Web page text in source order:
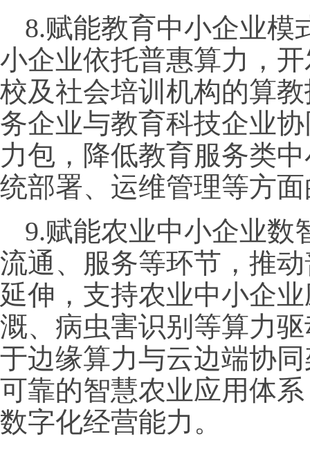
8.赋能教育中小企业模
小企业依托普惠算力，
校及社会培训机构的算
务企业与教育科技企业
力包，降低教育服务类
统部署、运维管理等方
9.赋能农业中小企业数
流通、服务等环节，推
延伸，支持农业中小企
溉、病虫害识别等算力
于边缘算力与云边端协
可靠的智慧农业应用体
数字化经营能力。